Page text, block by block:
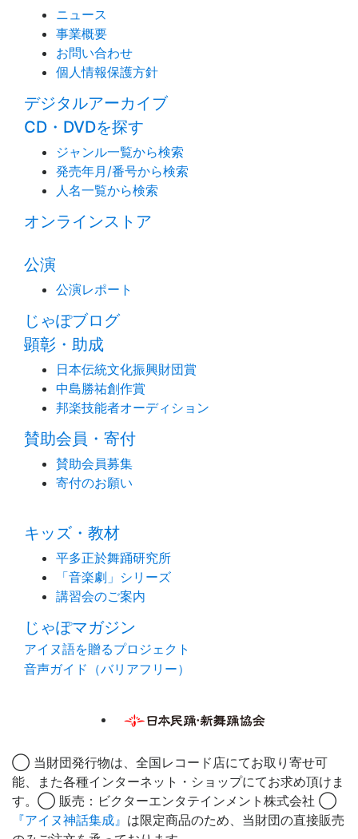
ニュース
事業概要
お問い合わせ
個人情報保護方針
デジタルアーカイブ
CD・DVDを探す
ジャンル一覧から検索
発売年月/番号から検索
人名一覧から検索
オンラインストア
公演
公演レポート
じゃぽブログ
顕彰・助成
日本伝統文化振興財団賞
中島勝祐創作賞
邦楽技能者オーディション
賛助会員・寄付
賛助会員募集
寄付のお願い
キッズ・教材
平多正於舞踊研究所
「音楽劇」シリーズ
講習会のご案内
じゃぽマガジン
アイヌ語を贈るプロジェクト
音声ガイド（バリアフリー）
◯ 当財団発行物は、全国レコード店にてお取り寄せ可
能、また各種インターネット・ショップにてお求め頂けま
す。◯ 販売：ビクターエンタテインメント株式会社 ◯
『アイヌ神話集成』 は限定商品のため、当財団の直接販売